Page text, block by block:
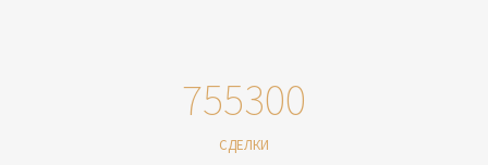
755300
СДЕЛКИ